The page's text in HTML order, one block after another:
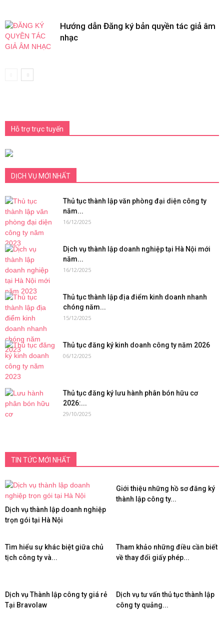
Hướng dẫn Đăng ký bản quyền tác giả âm
nhạc
Hỗ trợ trực tuyến
DỊCH VỤ MỚI NHẤT
Thủ tục thành lập văn phòng đại diện công ty
năm...
16/12/2025
Dịch vụ thành lập doanh nghiệp tại Hà Nội mới
năm...
16/12/2025
Thủ tục thành lập địa điểm kinh doanh nhanh
chóng năm...
15/12/2025
Thủ tục đăng ký kinh doanh công ty năm 2026
06/12/2025
Thủ tục đăng ký lưu hành phân bón hữu cơ
2026:...
29/10/2025
TIN TỨC MỚI NHẤT
Dịch vụ thành lập doanh nghiệp
trọn gói tại Hà Nội
Giới thiệu những hồ sơ đăng ký
thành lập công ty...
Tìm hiểu sự khác biệt giữa chủ
tịch công ty và...
Tham khảo những điều cần biết
về thay đổi giấy phép...
Dịch vụ Thành lập công ty giá rẻ
Tại Bravolaw
Dịch vụ tư vấn thủ tục thành lập
công ty quảng...